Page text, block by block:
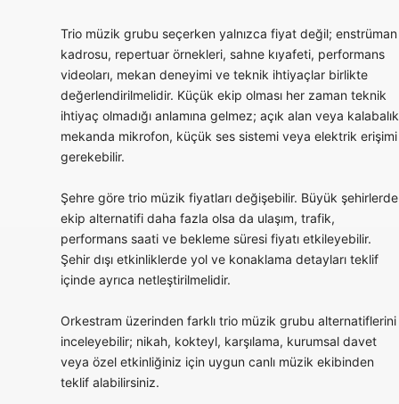
Trio müzik grubu seçerken yalnızca fiyat değil; enstrüman
kadrosu, repertuar örnekleri, sahne kıyafeti, performans
videoları, mekan deneyimi ve teknik ihtiyaçlar birlikte
değerlendirilmelidir. Küçük ekip olması her zaman teknik
ihtiyaç olmadığı anlamına gelmez; açık alan veya kalabalık
mekanda mikrofon, küçük ses sistemi veya elektrik erişimi
gerekebilir.
Şehre göre trio müzik fiyatları değişebilir. Büyük şehirlerde
ekip alternatifi daha fazla olsa da ulaşım, trafik,
performans saati ve bekleme süresi fiyatı etkileyebilir.
Şehir dışı etkinliklerde yol ve konaklama detayları teklif
içinde ayrıca netleştirilmelidir.
Orkestram üzerinden farklı trio müzik grubu alternatiflerini
inceleyebilir; nikah, kokteyl, karşılama, kurumsal davet
veya özel etkinliğiniz için uygun canlı müzik ekibinden
teklif alabilirsiniz.